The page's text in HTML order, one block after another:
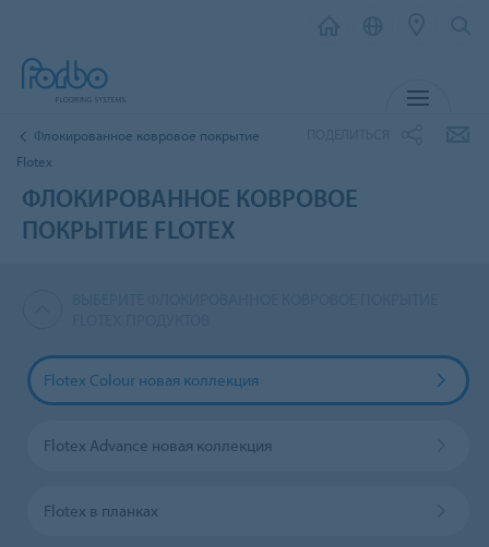
Флокированное ковровое покрытие
Flotex
ФЛОКИРОВАННОЕ КОВРОВОЕ
ПОКРЫТИЕ FLOTEX
Flotex Colour новая коллекция
Flotex Advance новая коллекция
Flotex в планках